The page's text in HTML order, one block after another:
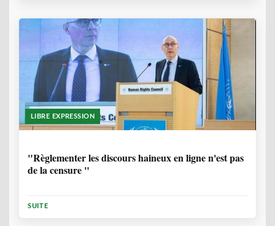
LIBRE EXPRESSION
"Règlementer les discours haineux en ligne n'est pas
de la censure "
SUITE